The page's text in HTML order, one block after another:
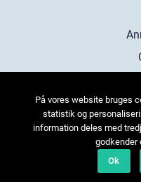
På vores website bruges
statistik og
information deles med
godkender
Ok